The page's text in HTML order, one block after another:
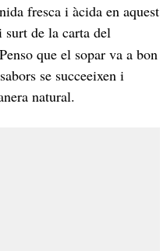
fresca i àcida en aquest
surt de la carta del
que el sopar va a bon
se succeeixen i
natural.